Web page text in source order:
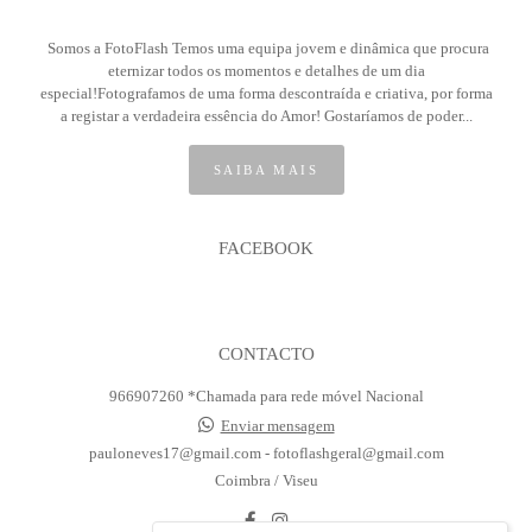
Somos a FotoFlash Temos uma equipa jovem e dinâmica que procura
eternizar todos os momentos e detalhes de um dia
especial!Fotografamos de uma forma descontraída e criativa, por forma
a registar a verdadeira essência do Amor! Gostaríamos de poder...
SAIBA MAIS
FACEBOOK
CONTACTO
966907260 *Chamada para rede móvel Nacional
Enviar mensagem
pauloneves17@gmail.com - fotoflashgeral@gmail.com
Coimbra / Viseu